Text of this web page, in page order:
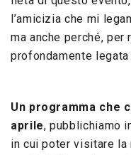
l’amicizia che mi
ma anche perché,
profondamente
Un programma che
aprile, pubblichiamo
in cui poter visitare la